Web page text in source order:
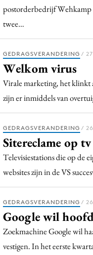
postorderbedrijf Wehkamp
twee…
GEDRAGSVERANDERING /
Welkom virus
Virale marketing, het klinkt
zijn er inmiddels van
GEDRAGSVERANDERING /
Sitereclame op
Televisiestations die op de
websites zijn in de VS
GEDRAGSVERANDERING /
Google wil
Zoekmachine Google wil
vestigen. In het eerste